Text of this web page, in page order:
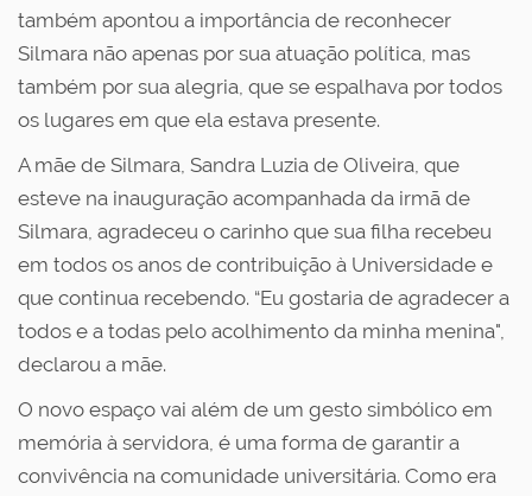
também apontou a importância de reconhecer
Silmara não apenas por sua atuação política, mas
também por sua alegria, que se espalhava por todos
os lugares em que ela estava presente.
A mãe de Silmara, Sandra Luzia de Oliveira, que
esteve na inauguração acompanhada da irmã de
Silmara, agradeceu o carinho que sua filha recebeu
em todos os anos de contribuição à Universidade e
que continua recebendo. “Eu gostaria de agradecer a
todos e a todas pelo acolhimento da minha menina",
declarou a mãe.
O novo espaço vai além de um gesto simbólico em
memória à servidora, é uma forma de garantir a
convivência na comunidade universitária. Como era